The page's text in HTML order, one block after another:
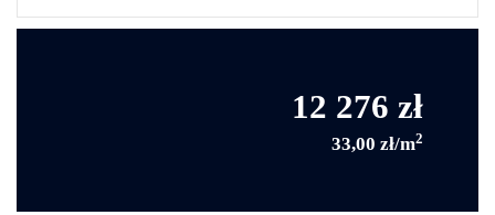
12 276 zł
33,00 zł/m2